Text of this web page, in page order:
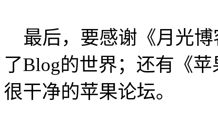
最后，要感谢《月光博
了Blog的世界； 还有《
很干净的苹果论坛。